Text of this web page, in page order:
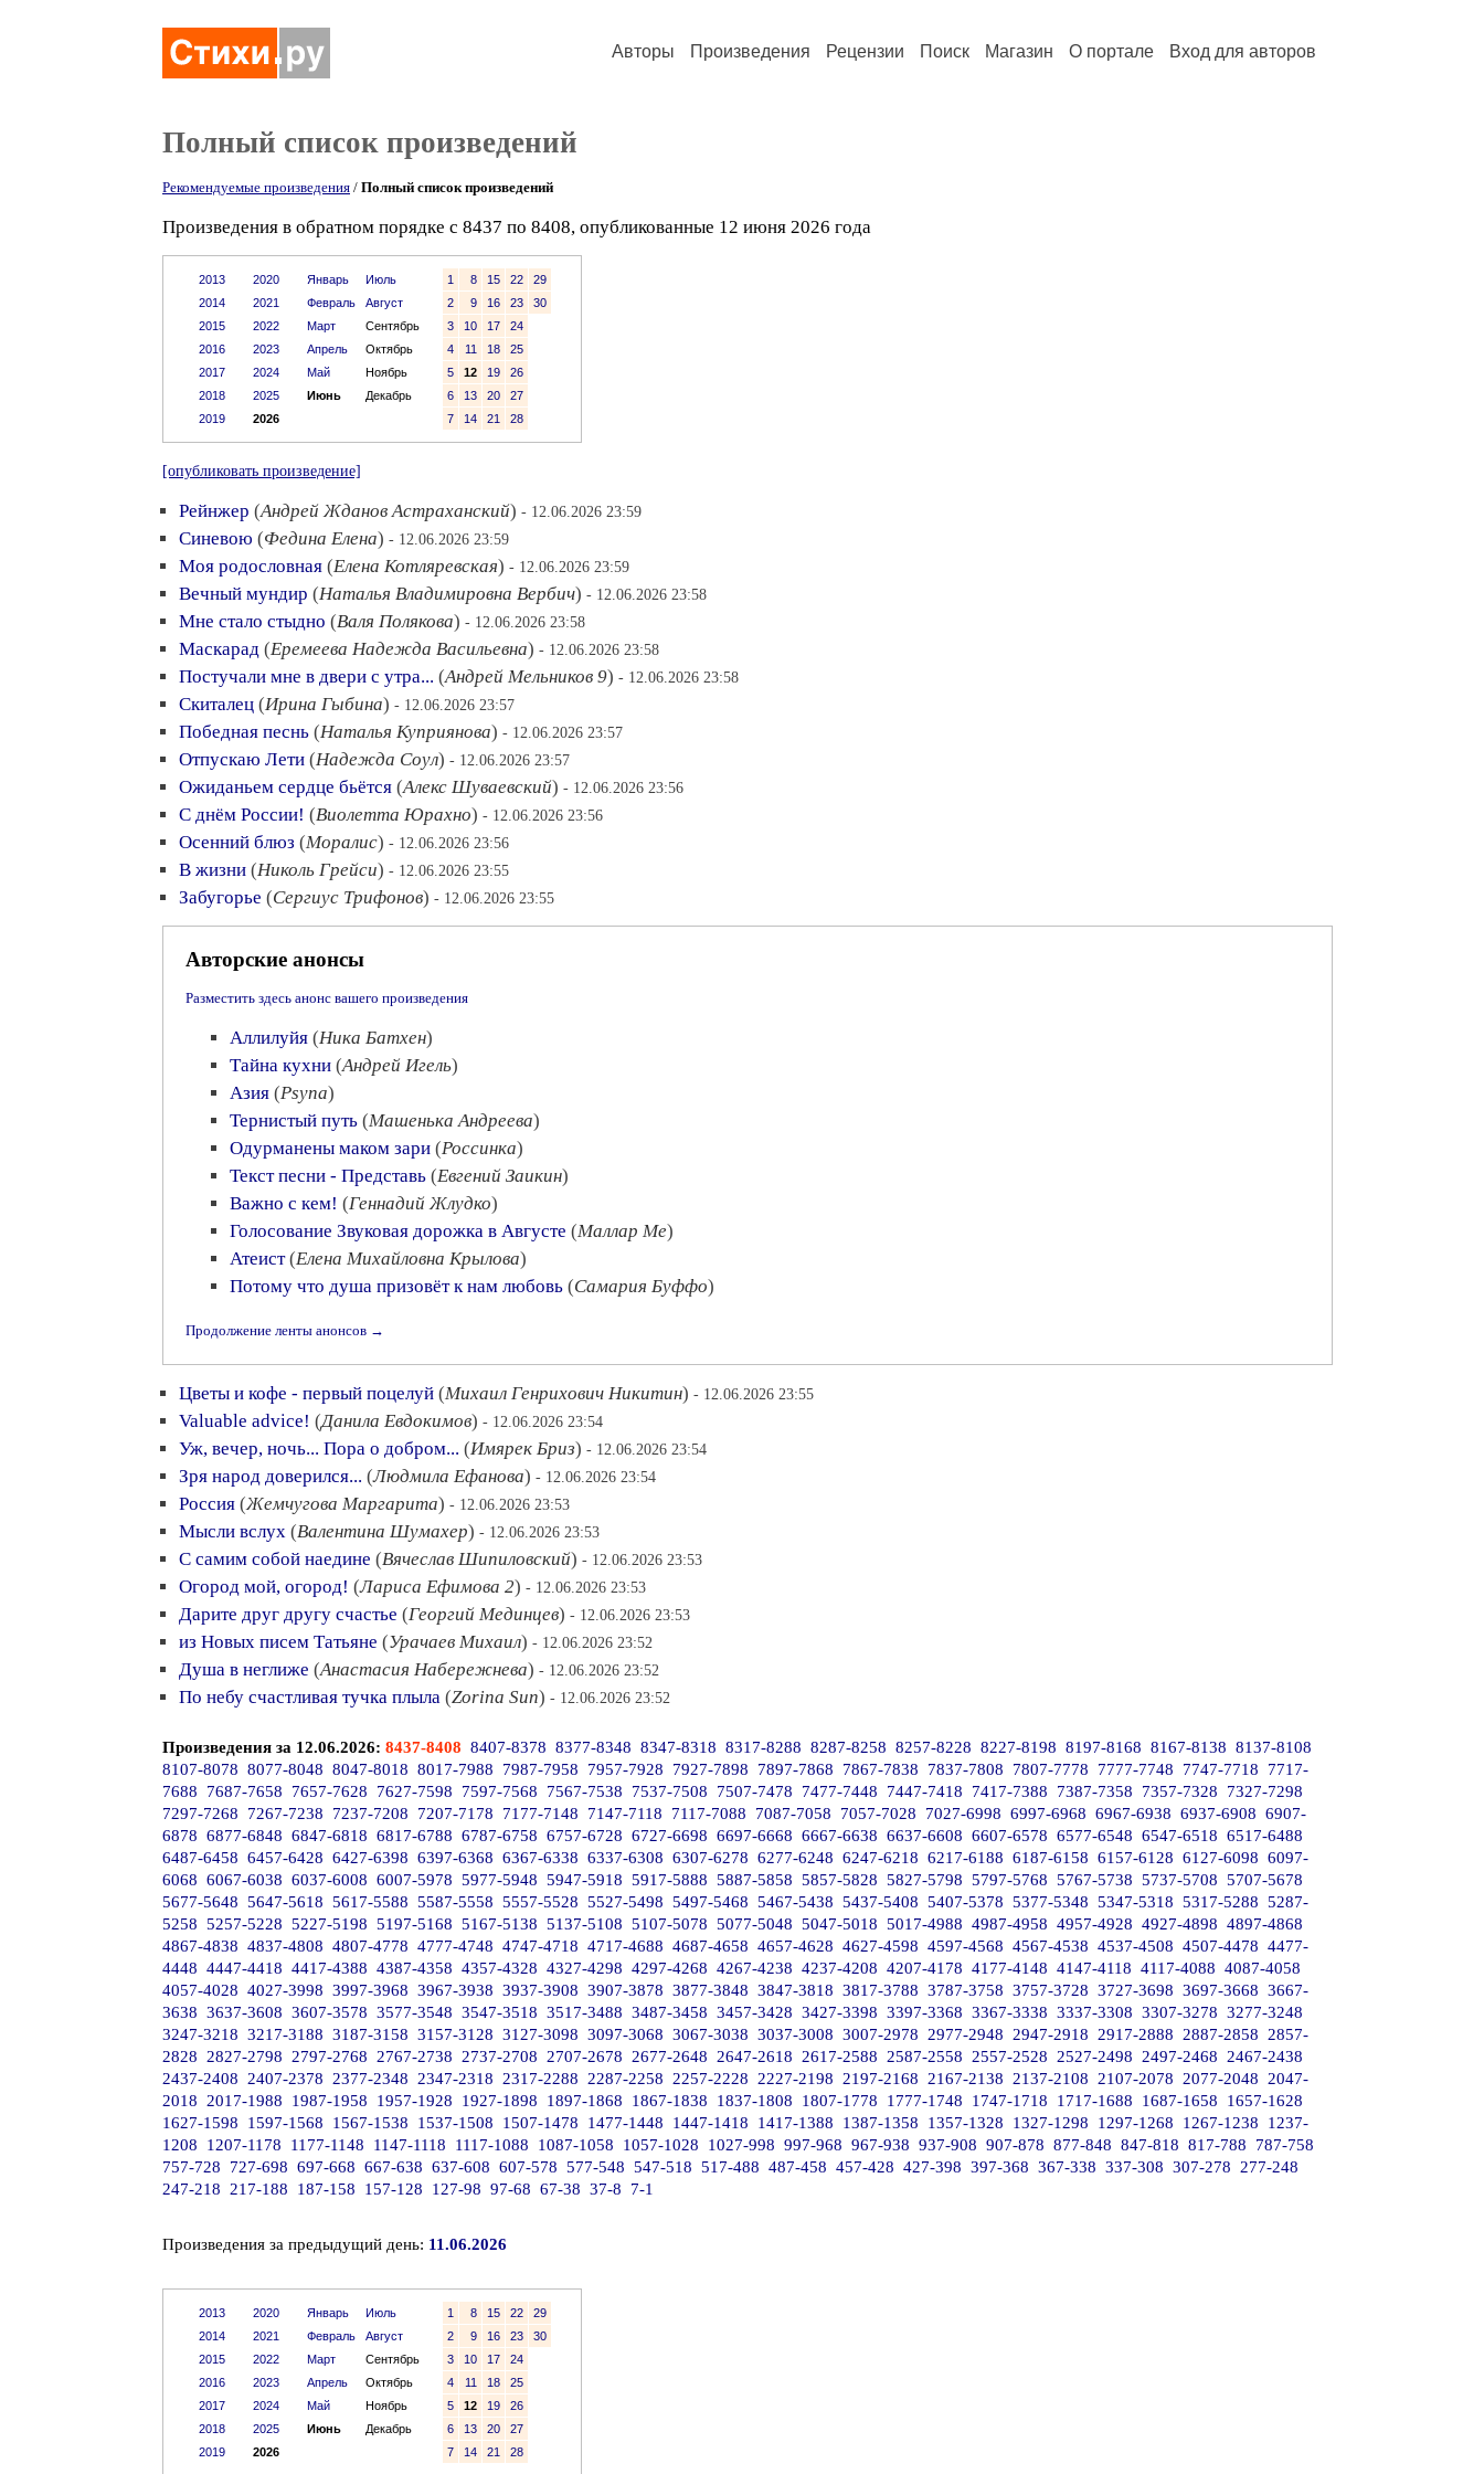
Авторы Произведения Рецензии Поиск Магазин О портале Вход для авторов
Полный список произведений
Рекомендуемые произведения / Полный список произведений
Произведения в обратном порядке с 8437 по 8408, опубликованные 12 июня 2026 года
2013
2014
2015
2016
2017
2018
2019
2020
2021
2022
2023
2024
2025
2026
Январь
Июль
Февраль
Август
Март
Сентябрь
Апрель
Октябрь
Май
Ноябрь
Июнь
Декабрь
1 8 15 22
29
2
9 16 23
30
3
10 17
24
4
11 18
25
5
12 19
26
6
13 20
27
7
14 21 28
[опубликовать произведение]
Рейнжер (Андрей Жданов Астраханский) - 12.06.2026 23:59
Синевою (Федина Елена) - 12.06.2026 23:59
Моя родословная (Елена Котляревская) - 12.06.2026 23:59
Вечный мундир (Наталья Владимировна Вербич) - 12.06.2026 23:58
Мне стало стыдно (Валя Полякова) - 12.06.2026 23:58
Маскарад (Еремеева Надежда Васильевна) - 12.06.2026 23:58
Постучали мне в двери с утра... (Андрей Мельников 9) - 12.06.2026 23:58
Скиталец (Ирина Гыбина) - 12.06.2026 23:57
Победная песнь (Наталья Куприянова) - 12.06.2026 23:57
Отпускаю Лети (Надежда Соул) - 12.06.2026 23:57
Ожиданьем сердце бьётся (Алекс Шуваевский) - 12.06.2026 23:56
С днём России! (Виолетта Юрахно) - 12.06.2026 23:56
Осенний блюз (Моралис) - 12.06.2026 23:56
В жизни (Николь Грейси) - 12.06.2026 23:55
Забугорье (Сергиус Трифонов) - 12.06.2026 23:55
Авторские анонсы
Разместить здесь анонс вашего произведения
Аллилуйя (Ника Батхен)
Тайна кухни (Андрей Игель)
Азия (Psyna)
Тернистый путь (Машенька Андреева)
Одурманены маком зари (Россинка)
Текст песни - Представь (Евгений Заикин)
Важно с кем! (Геннадий Жлудко)
Голосование Звуковая дорожка в Августе (Маллар Ме)
Атеист(Елена Михайловна Крылова)
Потому что душа призовёт к нам любовь (Самария Буффо)
Продолжение ленты анонсов →
Цветы и кофе - первый поцелуй (Михаил Генрихович Никитин) - 12.06.2026 23:55
Valuable advice! (Данила Евдокимов) - 12.06.2026 23:54
Уж, вечер, ночь... Пора о добром... (Имярек Бриз) - 12.06.2026 23:54
Зря народ доверился... (Людмила Ефанова) - 12.06.2026 23:54
Россия (Жемчугова Маргарита) - 12.06.2026 23:53
Мысли вслух (Валентина Шумахер) - 12.06.2026 23:53
С самим собой наедине (Вячеслав Шипиловский) - 12.06.2026 23:53
Огород мой, огород! (Лариса Ефимова 2) - 12.06.2026 23:53
Дарите друг другу счастье (Георгий Мединцев) - 12.06.2026 23:53
из Новых писем Татьяне (Урачаев Михаил) - 12.06.2026 23:52
Душа в неглиже (Анастасия Набережнева) - 12.06.2026 23:52
По небу счастливая тучка плыла (Zorina Sun) - 12.06.2026 23:52
Произведения за 12.06.2026: 8437-8408 8407-8378 8377-8348 8347-8318 8317-8288 8287-8258 8257-8228 8227-8198 8197-8168 8167-8138 8137-8108
8107-8078 8077-8048 8047-8018 8017-7988 7987-7958 7957-7928 7927-7898 7897-7868 7867-7838 7837-7808 7807-7778 7777-7748 7747-7718
7717-
7688
7687-7658 7657-7628 7627-7598 7597-7568 7567-7538 7537-7508 7507-7478 7477-7448 7447-7418 7417-7388 7387-7358 7357-7328
7327-7298
7297-7268
7267-7238 7237-7208 7207-7178 7177-7148 7147-7118 7117-7088 7087-7058 7057-7028 7027-6998 6997-6968 6967-6938 6937-6908 6907-
6878 6877-6848 6847-6818 6817-6788 6787-6758 6757-6728 6727-6698 6697-6668 6667-6638 6637-6608 6607-6578 6577-6548 6547-6518 6517-6488
6487-6458 6457-6428 6427-6398 6397-6368 6367-6338 6337-6308 6307-6278 6277-6248 6247-6218 6217-6188 6187-6158 6157-6128 6127-6098 6097-
6068 6067-6038 6037-6008 6007-5978 5977-5948 5947-5918 5917-5888 5887-5858 5857-5828 5827-5798 5797-5768 5767-5738 5737-5708 5707-5678
5677-5648 5647-5618 5617-5588 5587-5558 5557-5528 5527-5498 5497-5468 5467-5438 5437-5408 5407-5378 5377-5348 5347-5318 5317-5288 5287-
5258 5257-5228 5227-5198 5197-5168 5167-5138 5137-5108 5107-5078 5077-5048 5047-5018 5017-4988 4987-4958 4957-4928 4927-4898 4897-4868
4867-4838 4837-4808 4807-4778 4777-4748 4747-4718 4717-4688 4687-4658 4657-4628 4627-4598 4597-4568 4567-4538 4537-4508 4507-4478 4477-
4448 4447-4418 4417-4388 4387-4358 4357-4328 4327-4298 4297-4268 4267-4238 4237-4208 4207-4178 4177-4148 4147-4118 4117-4088 4087-4058
4057-4028 4027-3998 3997-3968 3967-3938 3937-3908 3907-3878 3877-3848 3847-3818 3817-3788 3787-3758 3757-3728 3727-3698 3697-3668 3667-
3638 3637-3608 3607-3578 3577-3548 3547-3518 3517-3488 3487-3458 3457-3428 3427-3398 3397-3368 3367-3338 3337-3308 3307-3278 3277-3248
3247-3218 3217-3188 3187-3158 3157-3128 3127-3098 3097-3068 3067-3038 3037-3008 3007-2978 2977-2948 2947-2918 2917-2888 2887-2858
2857-
2828
2827-2798 2797-2768 2767-2738 2737-2708 2707-2678 2677-2648 2647-2618 2617-2588 2587-2558 2557-2528 2527-2498 2497-2468
2467-2438
2437-2408
2407-2378 2377-2348 2347-2318 2317-2288 2287-2258 2257-2228 2227-2198 2197-2168 2167-2138 2137-2108 2107-2078 2077-2048
2047-
2018
2017-1988 1987-1958 1957-1928 1927-1898 1897-1868 1867-1838 1837-1808 1807-1778 1777-1748 1747-1718 1717-1688 1687-1658
1657-1628
1627-1598
1597-1568 1567-1538 1537-1508 1507-1478 1477-1448 1447-1418 1417-1388 1387-1358 1357-1328 1327-1298 1297-1268 1267-1238
1237-
1208
1207-1178 1177-1148 1147-1118 1117-1088 1087-1058 1057-1028 1027-998 997-968 967-938 937-908 907-878 877-848 847-818 817-788
787-758
757-728
727-698 697-668 667-638 637-608 607-578 577-548 547-518 517-488 487-458 457-428 427-398 397-368 367-338 337-308 307-278
277-248
247-218
217-188 187-158 157-128 127-98 97-68 67-38 37-8 7-1
Произведения за предыдущий день: 11.06.2026
2013
2014
2015
2016
2017
2018
2019
2020
2021
2022
2023
2024
2025
2026
Январь
Июль
Февраль
Август
Март
Сентябрь
Апрель
Октябрь
Май
Ноябрь
Июнь
Декабрь
1 8 15 22
29
2
9 16 23
30
3
10 17
24
4
11 18
25
5
12 19
26
6
13 20
27
7
14 21 28